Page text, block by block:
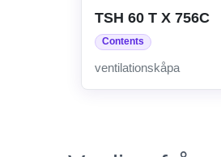
TSH 60 T X 756C
Contents
ventilationskåpa